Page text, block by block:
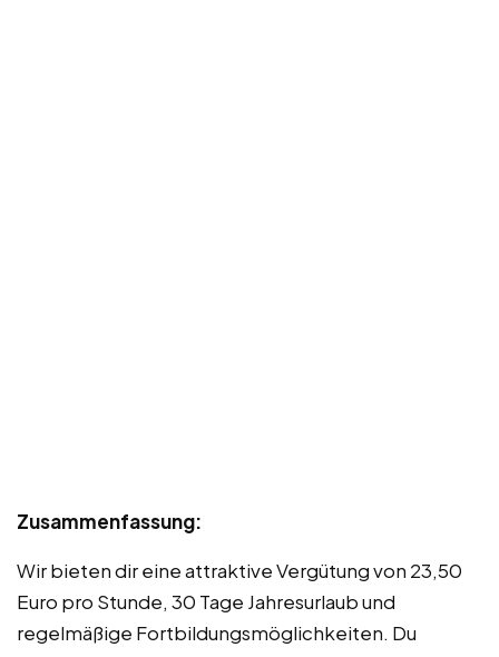
Zusammenfassung:
Wir bieten dir eine attraktive Vergütung von 23,50
Euro pro Stunde, 30 Tage Jahresurlaub und
regelmäßige Fortbildungsmöglichkeiten. Du